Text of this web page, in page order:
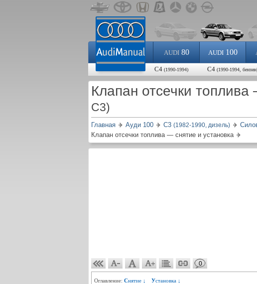
AUDI80 AUDI100
С4 (1990-1994) С4 (1990-1994,
Клапан отсечки
C3)
Главная Ауди 100 С3 (1982-1990, дизель)
Клапан отсечки топлива — снятие и установка
0
Оглавление: Снятие ↓ Установка ↓